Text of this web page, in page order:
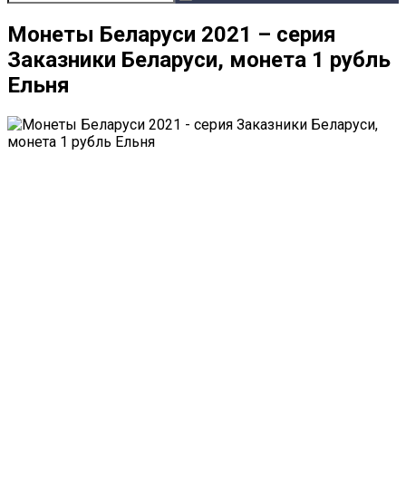
Монеты Беларуси 2021 – серия
Заказники Беларуси, монета 1 рубль
Ельня